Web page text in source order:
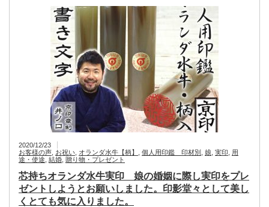
2020/12/23
お客様の声 お祝い オランダ水牛【柄】 個人用印鑑 印材別 娘 実印
用
途・使途 結婚 贈り物・プレゼント
芯持ちオランダ水牛実印 娘の婚姻に際し実印をプレ
ゼントしようとお願いしました。印影堂々として美し
くとても気に入りました。